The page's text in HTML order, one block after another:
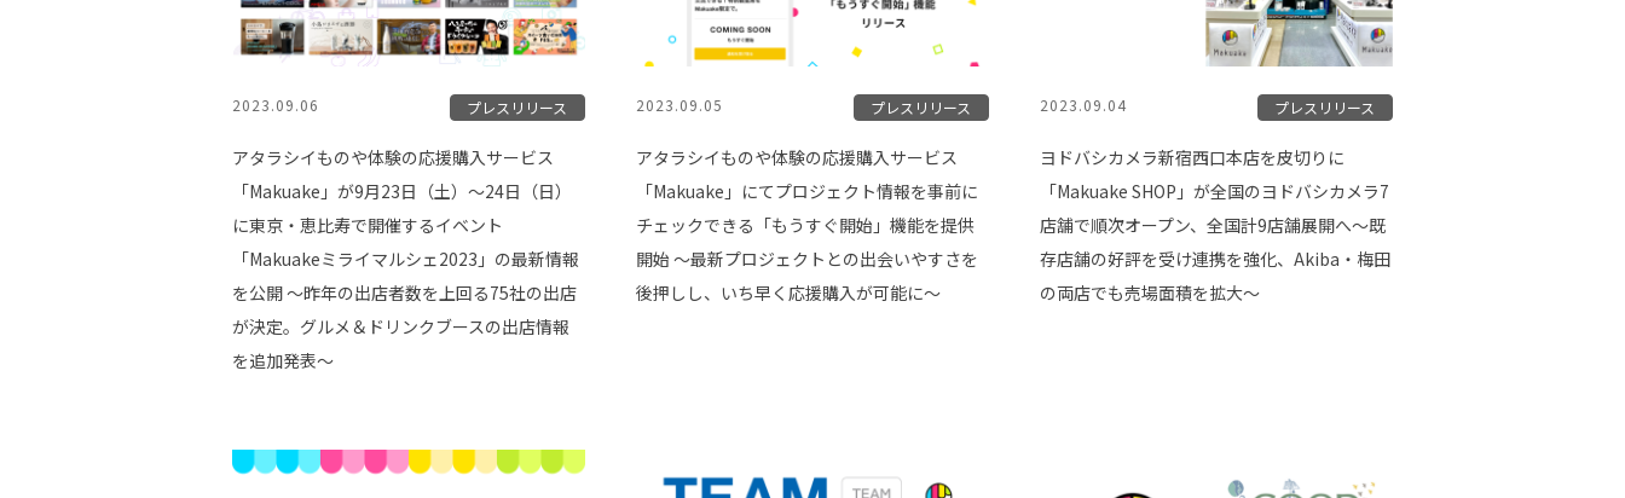
2023.09.06 プレスリリース
アタラシイものや体験の応援購入サービス
「Makuake」が9月23日（土）〜24日（日）
に東京・恵比寿で開催するイベント
「Makuakeミライマルシェ2023」の最新情報
を公開 〜昨年の出店者数を上回る75社の出店
が決定。グルメ＆ドリンクブースの出店情報
を追加発表～
2023.09.05 プレスリリース
アタラシイものや体験の応援購入サービス
「Makuake」にてプロジェクト情報を事前に
チェックできる「もうすぐ開始」機能を提供
開始 〜最新プロジェクトとの出会いやすさを
後押しし、いち早く応援購入が可能に〜
2023.09.04 プレスリリース
ヨドバシカメラ新宿西口本店を皮切りに
「Makuake SHOP」が全国のヨドバシカメラ7
店舗で順次オープン、全国計9店舗展開へ〜既
存店舗の好評を受け連携を強化、Akiba・梅田
の両店でも売場面積を拡大〜